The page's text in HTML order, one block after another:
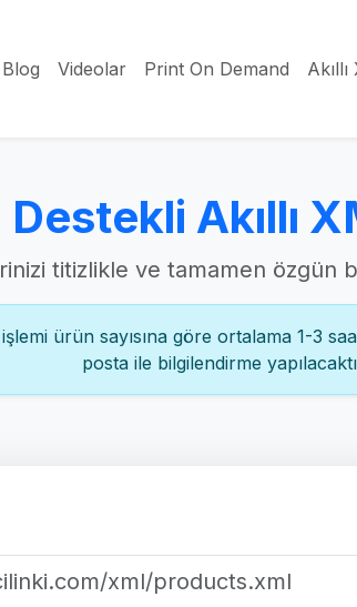
Blog Videolar Print On Demand
Akıllı
titizlikle ve tamamen özgün
ürün sayısına göre ortalama 1-3
posta ile bilgilendirme